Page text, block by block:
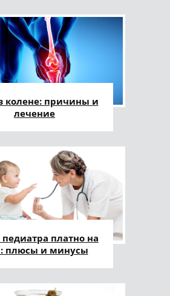
колене: причины и
лечение
платно на
плюсы и минусы